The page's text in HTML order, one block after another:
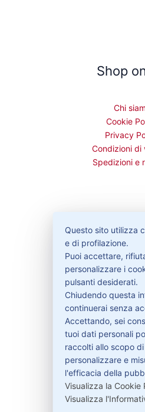
Shop
Chi
Cookie
Privacy
Condizioni di
Spedizioni e
329-
Questo sito utilizza
e di profilazione.
Puoi accettare,
personalizzare i
pulsanti desiderati.
Chiudendo questa
continuerai senza
Accettando, sei
tuoi dati personali
raccolti allo scopo di
personalizzare e
l'efficacia della
Visualizza la Cookie
Visualizza